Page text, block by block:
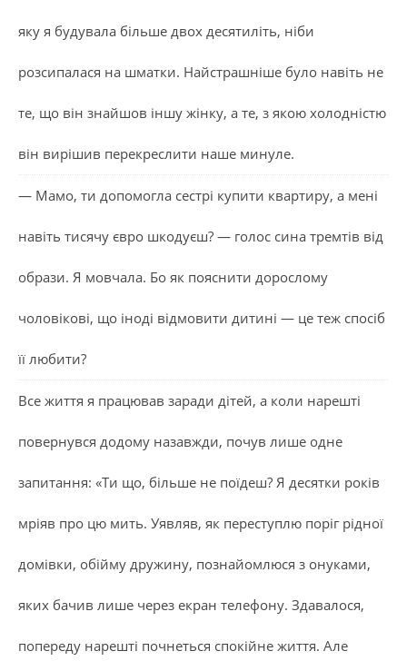
яку я будувала більше двох десятиліть, ніби
розсипалася на шматки. Найстрашніше було навіть не
те, що він знайшов іншу жінку, а те, з якою холодністю
він вирішив перекреслити наше минуле.
— Мамо, ти допомогла сестрі купити квартиру, а мені
навіть тисячу євро шкодуєш? — голос сина тремтів від
образи. Я мовчала. Бо як пояснити дорослому
чоловікові, що іноді відмовити дитині — це теж спосіб
її любити?
Все життя я працював заради дітей, а коли нарешті
повернувся додому назавжди, почув лише одне
запитання: «Ти що, більше не поїдеш? Я десятки років
мріяв про цю мить. Уявляв, як переступлю поріг рідної
домівки, обійму дружину, познайомлюся з онуками,
яких бачив лише через екран телефону. Здавалося,
попереду нарешті почнеться спокійне життя. Але